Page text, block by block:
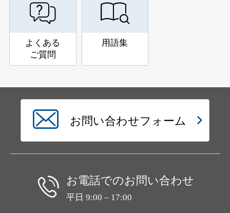
よくある
ご質問
用語集
お問い合わせフォーム
お電話でのお問い合わせ
平日 9:00 – 17:00